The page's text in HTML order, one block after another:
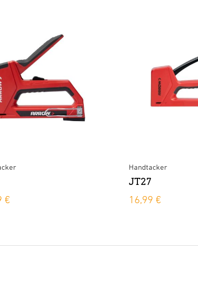
€
Handtacker
JT27
16,99 €